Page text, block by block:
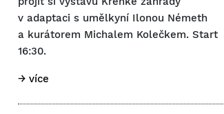
v adaptaci s umělkyní Ilonou Németh
a kurátorem Michalem Kolečkem. Start
16:30.
→ více